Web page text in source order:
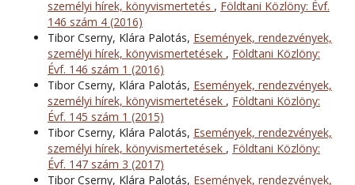
személyi hírek, könyvismertetés , Földtani Közlöny: Évf.
146 szám 4 (2016)
Tibor Cserny, Klára Palotás, Események, rendezvények,
személyi hírek, könyvismertetések , Földtani Közlöny:
Évf. 146 szám 1 (2016)
Tibor Cserny, Klára Palotás, Események, rendezvények,
személyi hírek, könyvismertetések , Földtani Közlöny:
Évf. 145 szám 1 (2015)
Tibor Cserny, Klára Palotás, Események, rendezvények,
személyi hírek, könyvismertetések , Földtani Közlöny:
Évf. 147 szám 3 (2017)
Tibor Cserny, Klára Palotás, Események, rendezvények,